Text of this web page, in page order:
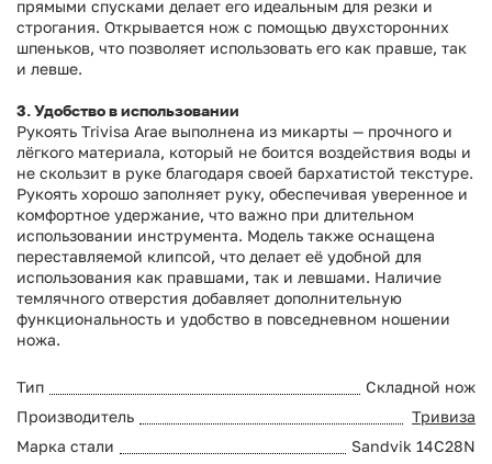
прямыми спусками делает его идеальным для резки и
строгания. Открывается нож с помощью двухсторонних
шпеньков, что позволяет использовать его как правше, так
и левше.
3. Удобство в использовании
Рукоять Trivisa Arae выполнена из микарты — прочного и
лёгкого материала, который не боится воздействия воды и
не скользит в руке благодаря своей бархатистой текстуре.
Рукоять хорошо заполняет руку, обеспечивая уверенное и
комфортное удержание, что важно при длительном
использовании инструмента. Модель также оснащена
переставляемой клипсой, что делает её удобной для
использования как правшами, так и левшами. Наличие
темлячного отверстия добавляет дополнительную
функциональность и удобство в повседневном ношении
ножа.
Тип
Складной нож
Производитель
Тривиза
Марка стали
Sandvik 14C28N